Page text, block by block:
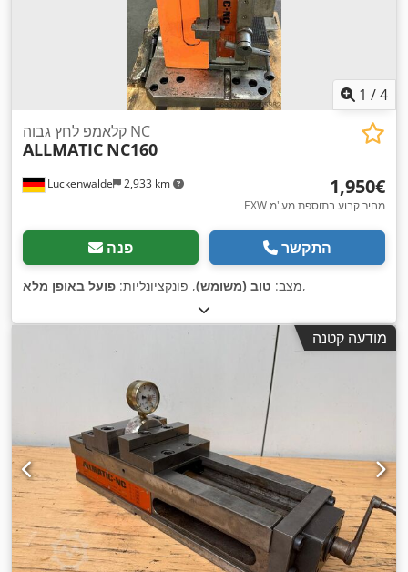
1 /4
Luckenwalde 2,933 km
קלאמפ לחץ גבוה NC
ALLMATIC NC160
‏1,950 ‏€
EXW מחיר קבוע בתוספת מע"מ
פנה התקשר
מצב: טוב (משומש), פונקציונליות: פועל באופן מלא ,
מודעה קטנה